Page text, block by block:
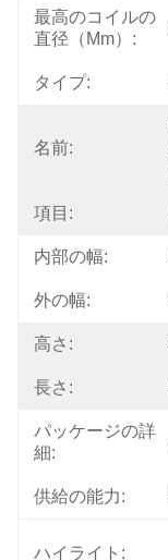
最高のコイルの
直径（mm）:
タイプ:
名前:
項目:
内部の幅:
外の幅:
高さ:
長さ:
パッケージの詳
細:
供給の能力:
ハイライト: